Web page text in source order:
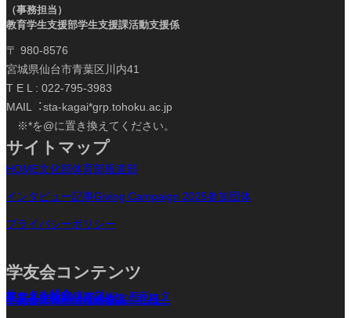
（事務担当）
教育学生支援部学生支援課活動支援係
〒 980-8576
宮城県仙台市青葉区川内41
T E L : 022-795-3983
MAIL︓sta-kagai*grp.tohoku.ac.jp
※*を@に置き換えてください。
サイトマップ
HOME文化部体育部報道部
インタビュー記事Giving Campaign 2025参加団体
プライバシーポリシー
学友会コンテンツ
サークル紹介ページ
サークル紹介パンフレットデータ
東北大学新聞 入学お祝い号
学友会文化部情報総合誌「北杜」
学友会体育部情報総合誌「北雄」